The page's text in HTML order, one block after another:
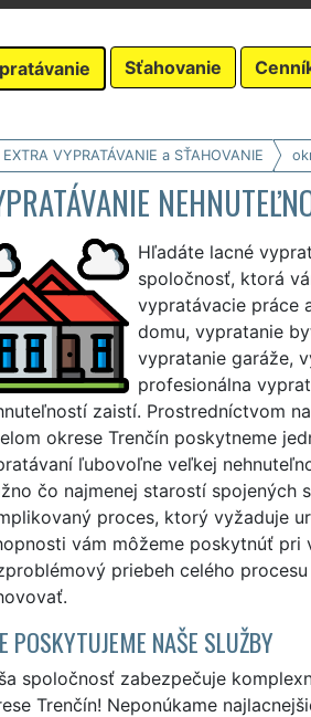
Sťahovanie
EXTRA VYPRATÁVANIE a SŤAHOVANIE
Hľadáte lacné
spoločnosť, ktorá
vypratávacie práce
domu, vypratanie
vypratanie garáže,
profesionálna
zaistí. Prostredníctvom
okrese Trenčín poskytneme
ľubovoľne veľkej
čo najmenej starostí spojených
proces, ktorý vyžaduje
vám môžeme poskytnúť
priebeh celého
POSKYTUJEME NAŠE SLUŽBY
spoločnosť zabezpečuje
Trenčín! Neponúkame